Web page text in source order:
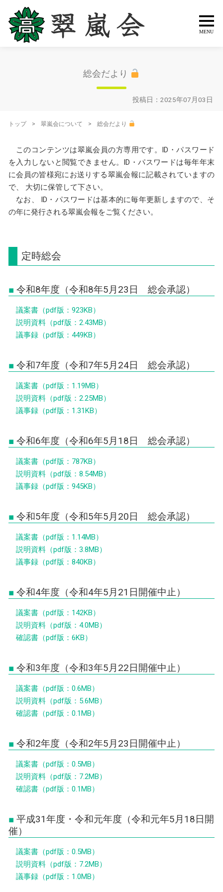
投稿日：2025年07月03日
総会だより
トップ > 翠嵐会について > 総会だより
このコンテンツは翠嵐会員の方専用です。ID・パスワード
を入力しないと閲覧できません。ID・パスワードは毎年年末
に会員の皆様宛にお送りする翠嵐会報に記載されていますの
で、 大切に保管して下さい。
し
い
なお、 ID・パスワードは基本的に毎年更新しますので、そ
の年に発行される翠嵐会報をご覧ください。
定時総会
令和8年度（令和8年5月23日 総会承認）
議案書（pdf版：923KB）
説明資料（pdf版：2.43MB）
議事録（pdf版：449KB）
令和7年度（令和7年5月24日 総会承認）
議案書（pdf版：1.19MB）
説明資料（pdf版：2.25MB）
議事録（pdf版：1.31KB）
令和6年度（令和6年5月18日 総会承認）
議案書（pdf版：787KB）
説明資料（pdf版：8.54MB）
議事録（pdf版：945KB）
令和5年度（令和5年5月20日 総会承認）
議案書（pdf版：1.14MB）
説明資料（pdf版：3.8MB）
議事録（pdf版：840KB）
令和4年度（令和4年5月21日開催中止）
議案書（pdf版：142KB）
説明資料（pdf版：4.0MB）
確認書（pdf版：6KB）
令和3年度（令和3年5月22日開催中止）
議案書（pdf版：0.6MB）
説明資料（pdf版：5.6MB）
確認書（pdf版：0.1MB）
令和2年度（令和2年5月23日開催中止）
議案書（pdf版：0.5MB）
説明資料（pdf版：7.2MB）
確認書（pdf版：0.1MB）
平成31年度・令和元年度（令和元年5月18日開
催）
議案書（pdf版：0.5MB）
説明資料（pdf版：7.2MB）
議事録（pdf版：1.0MB）